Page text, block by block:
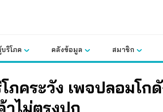
ริโภค คลังข้อมูล สมาชิก
ภคระวัง เพจปลอมโก
าไม่ตรงปก